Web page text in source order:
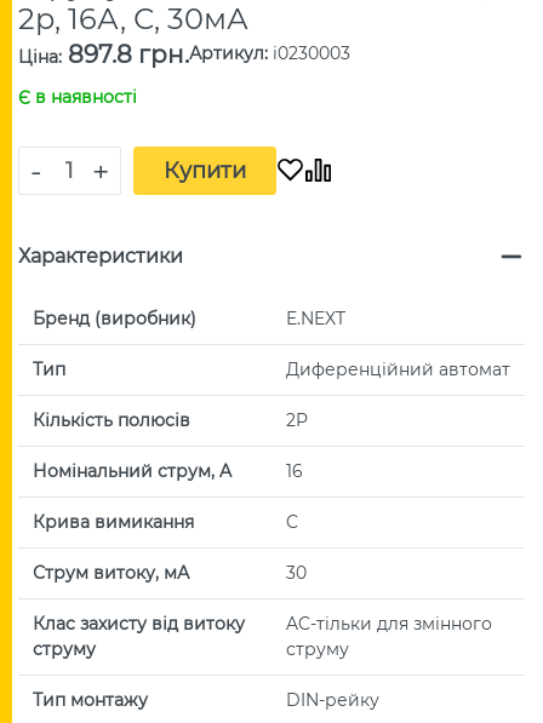
2р, 16А, С, 30мА
Ціна: 897.8 грн.Артикул: i0230003
Є в наявності
- + Купити
Характеристики
Бренд (виробник) E.NEXT
Тип Диференційний автомат
Кількість полюсів 2P
Номінальний струм, A 16
Крива вимикання C
Струм витоку, мА 30
Клас захисту від витоку
струму
AC-тільки для змінного
струму
Тип монтажу DIN-рейку